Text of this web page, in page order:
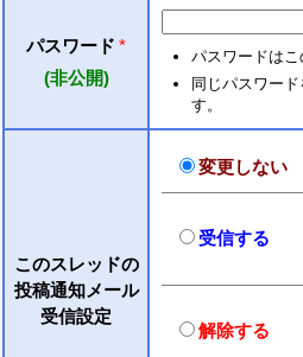
パスワード *
(非公開)
パスワードは
同じパスワー
す。
このスレッドの
投稿通知メール
受信設定
変更しない
受信する
解除する